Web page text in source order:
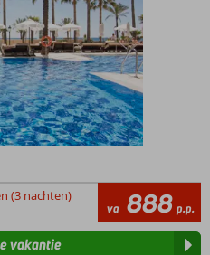
(3 nachten)
va 888 p.p.
vakantie